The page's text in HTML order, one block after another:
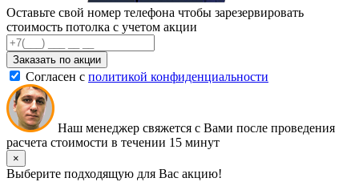
Оставьте свой номер телефона чтобы зарезервировать
стоимость потолка с учетом акции
Заказать по акции
Согласен с политикой конфиденциальности
Наш менеджер свяжется с Вами после проведения
расчета стоимости в течении 15 минут
×
Выберите подходящую для Вас акцию!